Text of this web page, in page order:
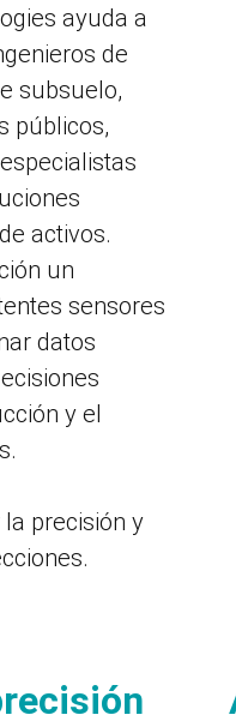
ayuda a
de
subsuelo,
públicos,
activos.
un
sensores
datos
y el
precisión y